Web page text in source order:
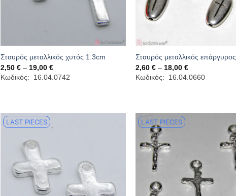
Σταυρός μεταλλικός χυτός 1.3cm
2,50 € – 19,00 €Price
range:
2,50 €
Κωδικός: 16.04.0742
Σταυρός μεταλλικός επάργυρος
2,60€ – 18,00€Price
range:
2,60 €
Κωδικός: 16.04.0660
LAST PIECES LAST PIECES